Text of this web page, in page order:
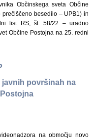
Občinskega sveta Občine
besedilo – UPB1) in
list RS, št. 58/22 – uradno
Občine Postojna na 25. redni
površinah na
na območju novo